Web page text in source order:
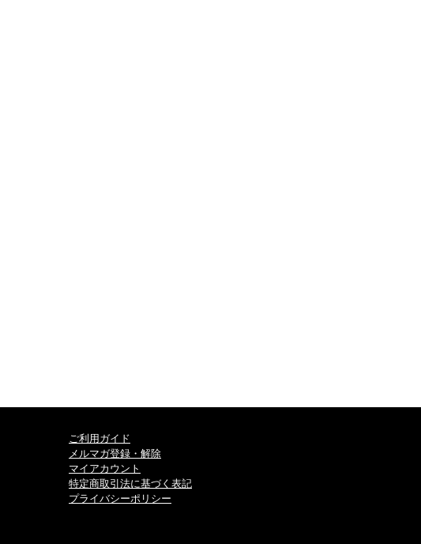
ご利用ガイド
メルマガ登録・解除
マイアカウント
特定商取引法に基づく表記
プライバシーポリシー